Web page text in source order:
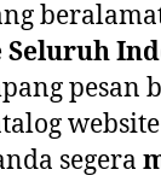
Seluruh
pesan
segera